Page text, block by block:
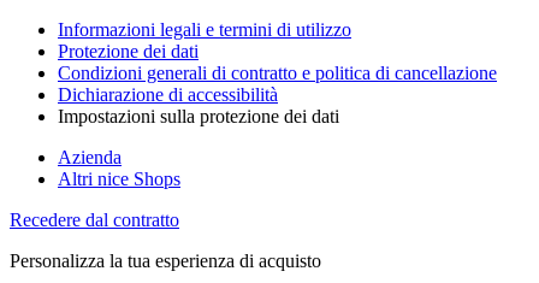
Informazioni legali e termini di utilizzo
Protezione dei dati
Condizioni generali di contratto e politica di cancellazione
Dichiarazione di accessibilità
Impostazioni sulla protezione dei dati
Azienda
Altri nice Shops
Recedere dal contratto
Personalizza la tua esperienza di acquisto